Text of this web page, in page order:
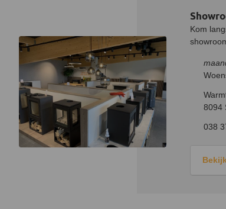
Kom
8094
038